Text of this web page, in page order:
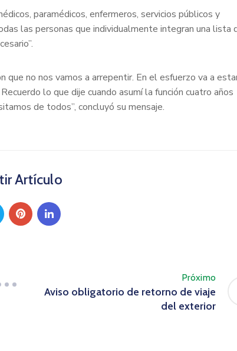
paramédicos, enfermeros, servicios públicos y
las personas que individualmente integran una lista
que no nos vamos a arrepentir. En el esfuerzo va a
lo que dije cuando asumí la función cuatro años
de todos”, concluyó su mensaje.
Artículo
Próximo
Aviso obligatorio de retorno de viaje
del exterior